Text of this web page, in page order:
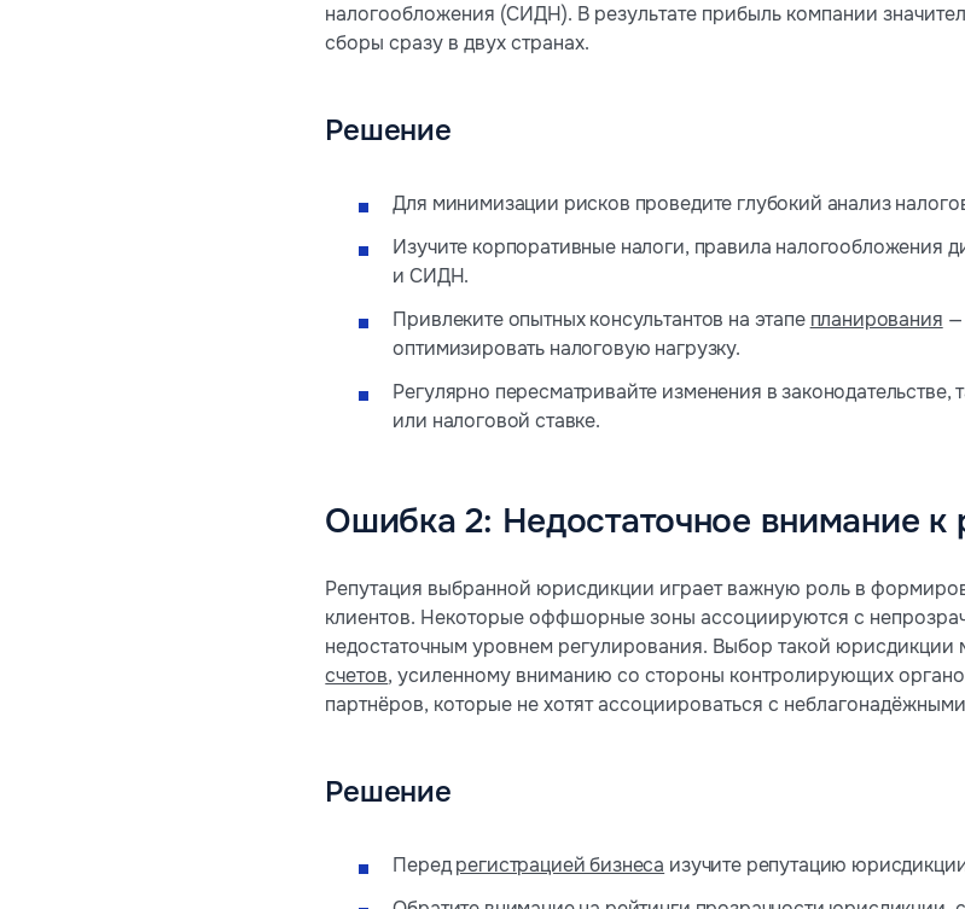
налогообложения (СИДН). В результате прибыль компании
сборы сразу в двух странах.
Решение
Для минимизации рисков проведите глубокий анализ
Изучите корпоративные налоги, правила налогообложения
и СИДН.
Привлеките опытных консультантов на этапе планирования —
оптимизировать налоговую нагрузку.
Регулярно пересматривайте изменения в законодательстве,
или налоговой ставке.
Ошибка 2: Недостаточное внимание к
Репутация выбранной юрисдикции играет важную роль в
клиентов. Некоторые оффшорные зоны ассоциируются с
недостаточным уровнем регулирования. Выбор такой юрисдикции
счетов, усиленному вниманию со стороны контролирующих
партнёров, которые не хотят ассоциироваться с
Решение
Передрегистрацией бизнеса изучите репутацию